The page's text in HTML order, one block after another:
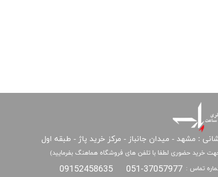
: مشهد - میدان جانباز - مرکز خرید پاژ - طبقه اول
تماس : 051-37057977
خرید حضوری لطفا با تلفن های فروشگاه هماهنگ بفرمایید)
09152458635